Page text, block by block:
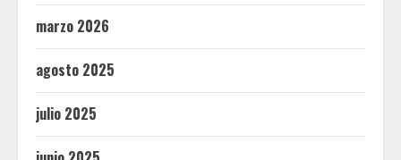
marzo 2026
agosto 2025
julio 2025